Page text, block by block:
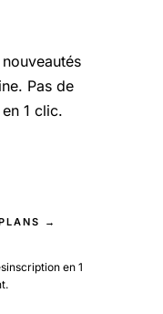
Pas de
1 clic.
→
en 1